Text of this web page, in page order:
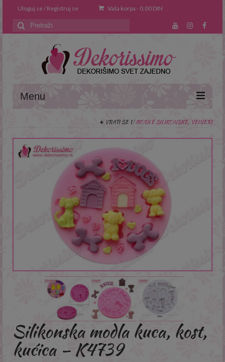
Uloguj se / Registruj se Vaša korpa - 0,00 DIN
Search
for:
Menu
O nama
Saveti i trikovi
Prodavnica
VRATI SE UMODLE SILIKONSKE, VEINERI
Silikonska modla kuca, kost,
kućica – K4739